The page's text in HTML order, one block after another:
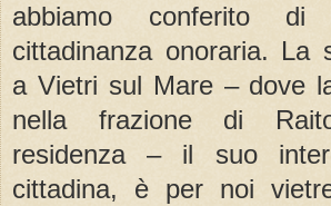
abbiamo conferito
cittadinanza onoraria. La
a Vietri sul Mare – dove
nella frazione di
residenza – il suo
cittadina, è per noi